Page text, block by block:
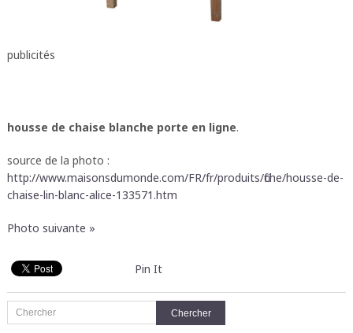
publicités
housse de chaise blanche porte en ligne.
source de la photo :
http://www.maisonsdumonde.com/FR/fr/produits/fiche/housse-de-
chaise-lin-blanc-alice-133571.htm
Photo suivante »
Pin It